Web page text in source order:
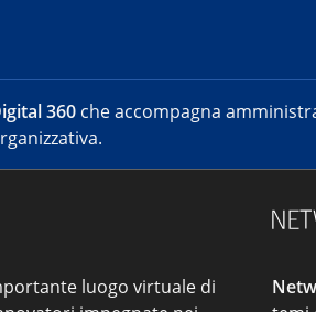
360 che accompagna
luogo virtuale di